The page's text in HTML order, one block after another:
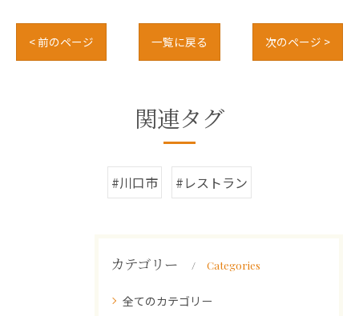
< 前のページ 一覧に戻る 次のページ >
関連タグ
#川口市 #レストラン
カテゴリー Categories
全てのカテゴリー